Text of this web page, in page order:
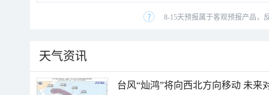
8-15天预报属于客观预报产品，
天气资讯
台风“灿鸿”将向西北方向移动 未来